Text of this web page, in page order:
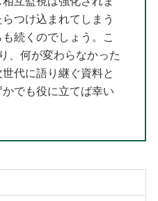
つけ込まれてしまう
続くのでしょう。こ
、何が変わらなかった
代に語り継ぐ資料と
でも役に立てば幸い